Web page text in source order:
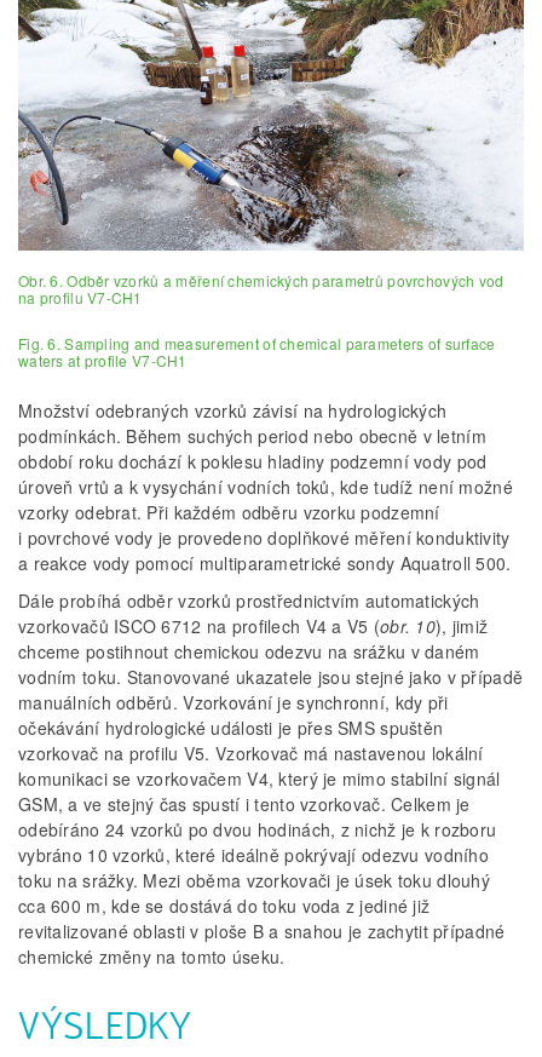
Obr. 6. Odběr vzorků a měření chemických parametrů povrchových vod
na profilu V7-CH1
Fig. 6. Sampling and measurement of chemical parameters of surface
waters at profile V7-CH1
Množství odebraných vzorků závisí na hydrologických
podmínkách. Během suchých period nebo obecně v letním
období roku dochází k poklesu hladiny podzemní vody pod
úroveň vrtů a k vysychání vodních toků, kde tudíž není možné
vzorky odebrat. Při každém odběru vzorku podzemní
i povrchové vody je provedeno doplňkové měření konduktivity
a reakce vody pomocí multiparametrické sondy Aquatroll 500.
Dále probíhá odběr vzorků prostřednictvím automatických
vzorkovačů ISCO 6712 na profilech V4 a V5 (obr. 10), jimiž
chceme postihnout chemickou odezvu na srážku v daném
vodním toku. Stanovované ukazatele jsou stejné jako v případě
manuálních odběrů. Vzorkování je synchronní, kdy při
očekávání hydrologické události je přes SMS spuštěn
vzorkovač na profilu V5. Vzorkovač má nastavenou lokální
komunikaci se vzorkovačem V4, který je mimo stabilní signál
GSM, a ve stejný čas spustí i tento vzorkovač. Celkem je
odebíráno 24 vzorků po dvou hodinách, z nichž je k rozboru
vybráno 10 vzorků, které ideálně pokrývají odezvu vodního
toku na srážky. Mezi oběma vzorkovači je úsek toku dlouhý
cca 600 m, kde se dostává do toku voda z jediné již
revitalizované oblasti v ploše B a snahou je zachytit případné
chemické změny na tomto úseku.
VÝSLEDKY